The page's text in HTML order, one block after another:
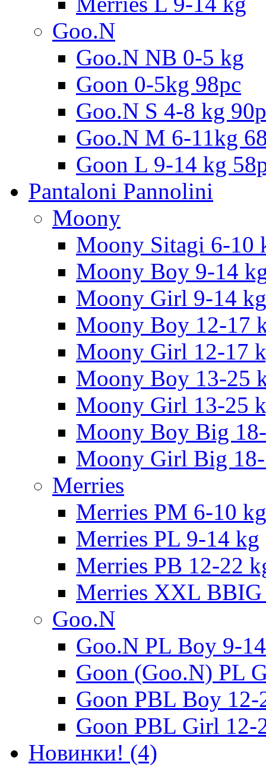
Goo.N
Goo.N NB 0-5 kg
Goon 0-5kg 98pc
Goo.N S 4-8 kg
Goo.N M 6-11kg
Goon L 9-14 kg
Pantaloni Pannolini
Moony
Moony Sitagi 6-10
Moony Boy 9-14
Moony Girl 9-14 kg
Moony Boy 12-17
Moony Girl 12-17
Moony Boy 13-25
Moony Girl 13-25
Moony Boy Big
Moony Girl Big
Merries
Merries PM 6-10 kg
Merries PL 9-14 kg
Merries PB 12-22
Merries XXL
Goo.N
Goo.N PL Boy 9-
Goon (Goo.N) PL
Goon PBL Boy 12-
Goon PBL Girl 12-
Новинки! (4)